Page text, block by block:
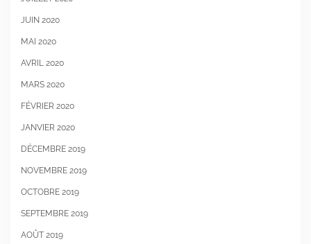
JUIN 2020
MAI 2020
AVRIL 2020
MARS 2020
FÉVRIER 2020
JANVIER 2020
DÉCEMBRE 2019
NOVEMBRE 2019
OCTOBRE 2019
SEPTEMBRE 2019
AOÛT 2019